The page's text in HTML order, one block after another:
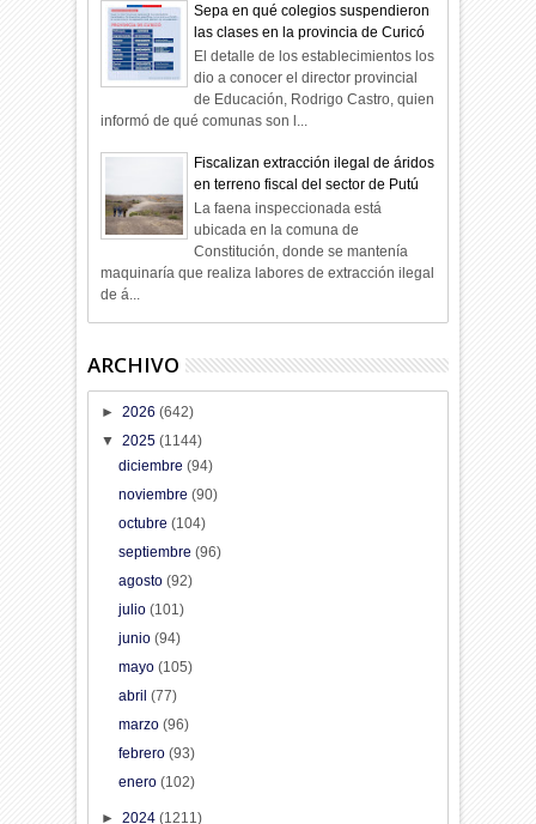
Sepa en qué colegios suspendieron
las clases en la provincia de Curicó
El detalle de los establecimientos los
dio a conocer el director provincial
de Educación, Rodrigo Castro, quien
informó de qué comunas son l...
Fiscalizan extracción ilegal de áridos
en terreno fiscal del sector de Putú
La faena inspeccionada está
ubicada en la comuna de
Constitución, donde se mantenía
maquinaría que realiza labores de extracción ilegal
de á...
ARCHIVO
►2026(642)
▼2025(1144)
diciembre (94)
noviembre (90)
octubre (104)
septiembre (96)
agosto (92)
julio (101)
junio (94)
mayo (105)
abril (77)
marzo (96)
febrero (93)
enero (102)
►2024(1211)